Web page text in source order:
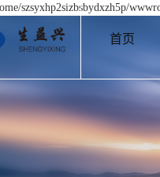
szsyxhp2sizbsbydxzh5p/
首页